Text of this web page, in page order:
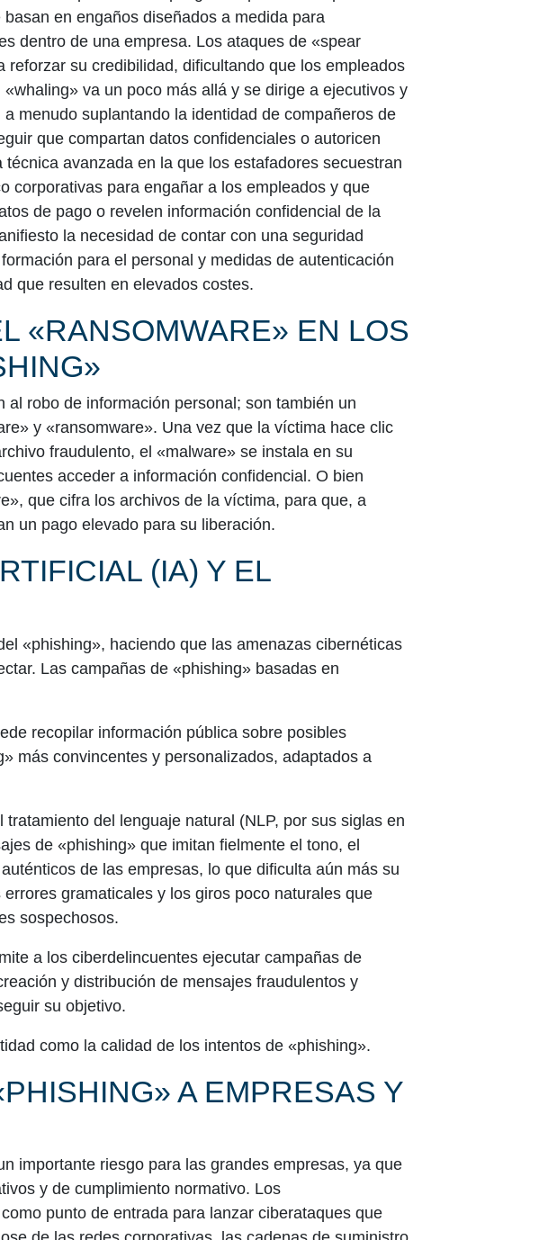
en engaños diseñados a medida para
dentro de una empresa. Los ataques de «spear
reforzar su credibilidad, dificultando que los empleados
va un poco más allá y se dirige a ejecutivos y
menudo suplantando la identidad de compañeros de
que compartan datos confidenciales o autoricen
avanzada en la que los estafadores secuestran
corporativas para engañar a los empleados y que
de pago o revelen información confidencial de la
la necesidad de contar con una seguridad
para el personal y medidas de autenticación
que resulten en elevados costes.
«RANSOMWARE» EN LOS
robo de información personal; son también un
y «ransomware». Una vez que la víctima hace clic
fraudulento, el «malware» se instala en su
acceder a información confidencial. O bien
que cifra los archivos de la víctima, para que, a
un pago elevado para su liberación.
(IA) Y EL
«phishing», haciendo que las amenazas cibernéticas
Las campañas de «phishing» basadas en
recopilar información pública sobre posibles
más convincentes y personalizados, adaptados a
tratamiento del lenguaje natural (NLP, por sus siglas en
de «phishing» que imitan fielmente el tono, el
de las empresas, lo que dificulta aún más su
gramaticales y los giros poco naturales que
sospechosos.
a los ciberdelincuentes ejecutar campañas de
y distribución de mensajes fraudulentos y
su objetivo.
como la calidad de los intentos de «phishing».
A EMPRESAS Y
importante riesgo para las grandes empresas, ya que
y de cumplimiento normativo. Los
punto de entrada para lanzar ciberataques que